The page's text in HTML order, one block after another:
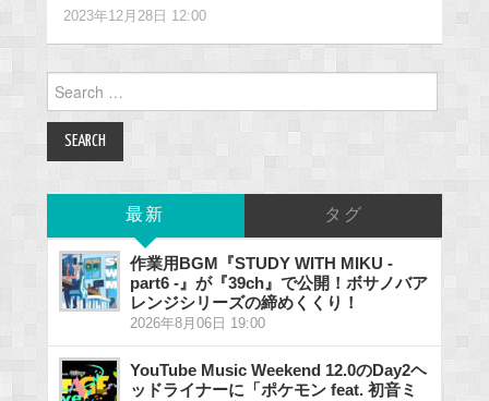
2023年12月28日 12:00
for:
最新 タグ
作業用BGM『STUDY WITH MIKU -
part6 -』が『39ch』で公開！ボサノバア
レンジシリーズの締めくくり！
2026年8月06日 19:00
YouTube Music Weekend 12.0のDay2ヘ
ッドライナーに「ポケモン feat. 初音ミ